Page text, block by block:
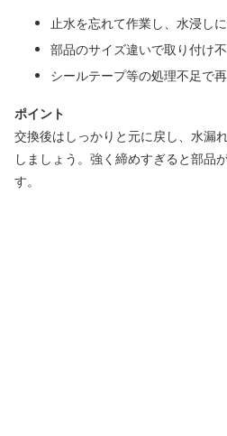
止水を忘れて作業し、水浸しに
部品のサイズ違いで取り付け不
シールテープ等の処理不足で再
ポイント
交換後はしっかりと元に戻し、水漏
しましょう。強く締めすぎると部品
す。